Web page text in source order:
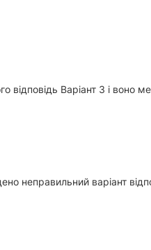
Варіант 3 і воно
неправильний варіант